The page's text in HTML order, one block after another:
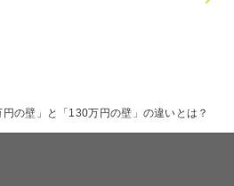
の壁」と「130万円の壁」の違いとは？